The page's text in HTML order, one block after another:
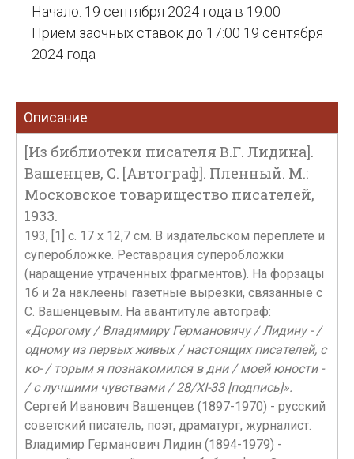
Начало: 19 сентября 2024 года в 19:00
Прием заочных ставок до 17:00 19 сентября
2024 года
Описание
[Из библиотеки писателя В.Г. Лидина].
Вашенцев, С. [Автограф]. Пленный. М.:
Московское товарищество писателей,
1933.
193, [1] с. 17 х 12,7 см. В издательском переплете и
суперобложке. Реставрация суперобложки
(наращение утраченных фрагментов). На форзацы
1б и 2а наклеены газетные вырезки, связанные с
С. Вашенцевым. На авантитуле автограф:
«Дорогому / Владимиру Германовичу / Лидину - /
одному из первых живых / настоящих писателей, с
ко- / торым я познакомился в дни / моей юности -
/ с лучшими чувствами / 28/ХI-33 [подпись]».
Сергей Иванович Вашенцев (1897-1970) - русский
советский писатель, поэт, драматург, журналист.
Владимир Германович Лидин (1894-1979) -